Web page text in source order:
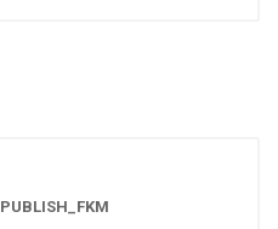
PUBLISH_FKM